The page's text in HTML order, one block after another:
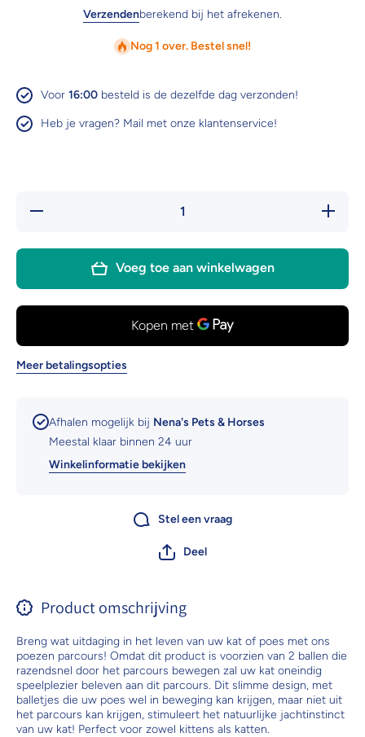
Verzendenberekend bij het afrekenen.
Nog 1 over. Bestel snel!
Voor 16:00 besteld is de dezelfde dag verzonden!
Heb je vragen? Mail met onze klantenservice!
Hoeveelheid
met 2 ballen
Voeg toe aan winkelwagen
Meer betalingsopties
Afhalen mogelijk bij Nena's Pets & Horses
Meestal klaar binnen 24 uur
Winkelinformatie bekijken
Stel een vraag
Deel
Product omschrijving
Breng wat uitdaging in het leven van uw kat of poes met ons
poezen parcours! Omdat dit product is voorzien van 2 ballen die
razendsnel door het parcours bewegen zal uw kat oneindig
speelplezier beleven aan dit parcours. Dit slimme design, met
balletjes die uw poes wel in beweging kan krijgen, maar niet uit
het parcours kan krijgen, stimuleert het natuurlijke jachtinstinct
van uw kat! Perfect voor zowel kittens als katten.